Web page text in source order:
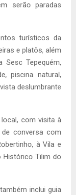
serão paradas
turísticos da
e platôs, além
Sesc Tepequém,
piscina natural,
deslumbrante
com visita à
de conversa com
à Vila e
Histórico Tilim do
inclui guia